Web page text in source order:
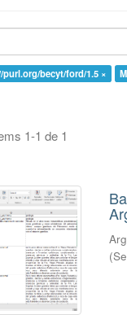
becyt/ford/1.5 ×
1-1 de 1
(